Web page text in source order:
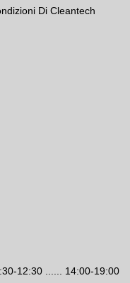
Di Cleantech
12:30 ...... 14:00-19:00